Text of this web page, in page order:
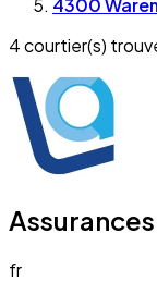
4300
4 courtier(s)
fr